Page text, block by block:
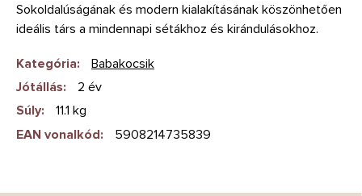
Sokoldalúságának és modern kialakításának köszönhetően
ideális társ a mindennapi sétákhoz és kirándulásokhoz.
Kategória:
Babakocsik
Jótállás:
2 év
Súly:
11.1 kg
EAN vonalkód: 5908214735839